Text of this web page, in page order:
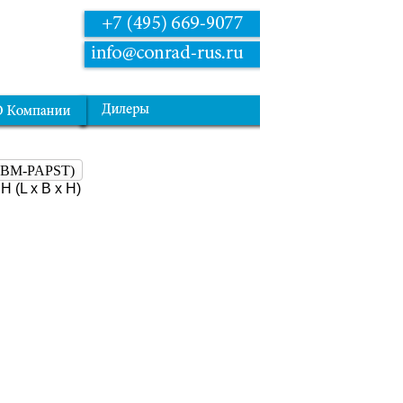
PAPST)
(L x B x H)